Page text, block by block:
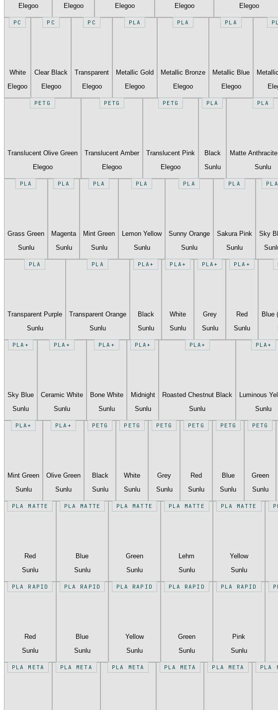
Elegoo
Elegoo
Elegoo
Elegoo
Elegoo
PC
White
Elegoo
PC
Clear Black
Elegoo
PC
Transparent
Elegoo
PLA
Metallic Gold
Elegoo
PLA
Metallic Bronze
Elegoo
PLA
Metallic Blue
Elegoo
PETG
Translucent Olive Green
Elegoo
PETG
Translucent Amber
Elegoo
PETG
Translucent Pink
Elegoo
PLA
Black
Sunlu
PLA
Matte
Sunlu
PLA
Grass Green
Sunlu
PLA
Magenta
Sunlu
PLA
Mint Green
Sunlu
PLA
Lemon Yellow
Sunlu
PLA
Sunny Orange
Sunlu
PLA
Sakura Pink
Sunlu
PLA
Sky
PLA
Transparent Purple
Sunlu
PLA
Transparent Orange
Sunlu
PLA+
Black
Sunlu
PLA+
White
Sunlu
PLA+
Grey
Sunlu
PLA+
Red
Sunlu
Blue
PLA+
Sky Blue
Sunlu
PLA+
Ceramic White
Sunlu
PLA+
Bone White
Sunlu
PLA+
Midnight
Sunlu
PLA+
Roasted Chestnut Black
Sunlu
PLA+
Luminous
Sunlu
PLA+
Mint Green
Sunlu
PLA+
Olive Green
Sunlu
PETG
Black
Sunlu
PETG
White
Sunlu
PETG
Grey
Sunlu
PETG
Red
Sunlu
PETG
Blue
Sunlu
PETG
Green
Sunlu
PLA MATTE
Red
Sunlu
PLA MATTE
Blue
Sunlu
PLA MATTE
Green
Sunlu
PLA MATTE
Lehm
Sunlu
PLA MATTE
Yellow
Sunlu
PLA RAPID
Red
Sunlu
PLA RAPID
Blue
Sunlu
PLA RAPID
Yellow
Sunlu
PLA RAPID
Green
Sunlu
PLA RAPID
Pink
Sunlu
PLA META PLA META PLA META PLA META PLA META PLA